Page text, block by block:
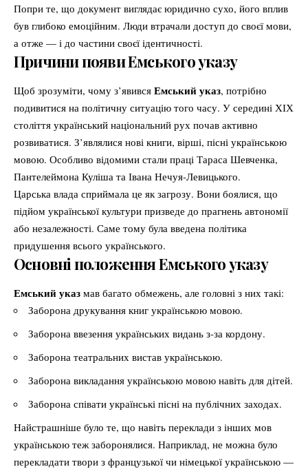
Попри те, що документ виглядає юридично сухо, його вплив
був глибоко емоційним. Люди втрачали доступ до своєї мови,
а отже — і до частини своєї ідентичності.
Причини появи Емського указу
Щоб зрозуміти, чому з’явився Емський указ, потрібно
подивитися на політичну ситуацію того часу. У середині ХІХ
століття український національний рух почав активно
розвиватися. З’являлися нові книги, вірші, пісні українською
мовою. Особливо відомими стали праці Тараса Шевченка,
Пантелеймона Куліша та Івана Нечуя-Левицького.
Царська влада сприймала це як загрозу. Вони боялися, що
підйом української культури призведе до прагнень автономії
або незалежності. Саме тому була введена політика
придушення всього українського.
Основні положення Емського указу
Емський указ мав багато обмежень, але головні з них такі:
Заборона друкування книг українською мовою.
Заборона ввезення українських видань з-за кордону.
Заборона театральних вистав українською.
Заборона викладання українською мовою навіть для дітей.
Заборона співати українські пісні на публічних заходах.
Найстрашніше було те, що навіть переклади з інших мов
українською теж заборонялися. Наприклад, не можна було
перекладати твори з французької чи німецької українською —